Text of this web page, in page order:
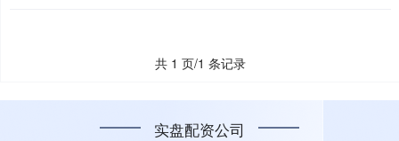
共 1 页/1 条记录
实盘配资公司